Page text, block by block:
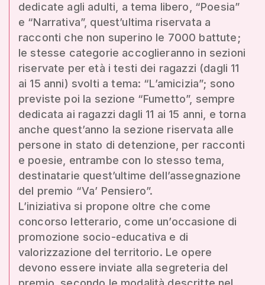
dedicate agli adulti, a tema libero, “Poesia”
e “Narrativa”, quest’ultima riservata a
racconti che non superino le 7000 battute;
le stesse categorie accoglieranno in sezioni
riservate per età i testi dei ragazzi (dagli 11
ai 15 anni) svolti a tema: “L’amicizia”; sono
previste poi la sezione “Fumetto”, sempre
dedicata ai ragazzi dagli 11 ai 15 anni, e torna
anche quest’anno la sezione riservata alle
persone in stato di detenzione, per racconti
e poesie, entrambe con lo stesso tema,
destinatarie quest’ultime dell’assegnazione
del premio “Va’ Pensiero”.
L’iniziativa si propone oltre che come
concorso letterario, come un’occasione di
promozione socio-educativa e di
valorizzazione del territorio. Le opere
devono essere inviate alla segreteria del